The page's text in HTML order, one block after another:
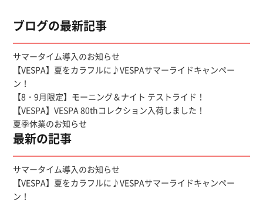
ブログの最新記事
サマータイム導入のお知らせ
【VESPA】夏をカラフルに♪VESPAサマーライドキャンペー
ン！
【8・9月限定】モーニング＆ナイト テストライド！
【VESPA】VESPA 80thコレクション入荷しました！
夏季休業のお知らせ
最新の記事
サマータイム導入のお知らせ
【VESPA】夏をカラフルに♪VESPAサマーライドキャンペー
ン！